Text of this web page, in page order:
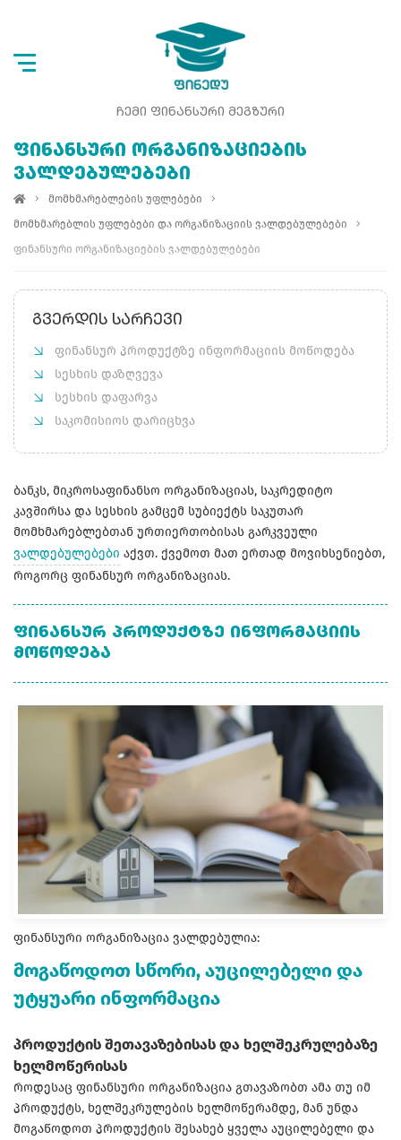
ᲩᲔᲛᲘ ᲤᲘᲜᲐᲜᲡᲣᲠᲘ ᲛᲔᲒᲖᲣᲠᲘ
ᲤᲘᲜᲐᲜᲡᲣᲠᲘ ᲝᲠᲒᲐᲜᲘᲖᲐᲪᲘᲔᲑᲘᲡ
ᲕᲐᲚᲓᲔᲑᲣᲚᲔᲑᲔᲑᲘ
მომხმარებლების უფლებები
მომხმარებლის უფლებები და ორგანიზაციის ვალდებულებები
ფინანსური ორგანიზაციების ვალდებულებები
ᲒᲕᲔᲠᲓᲘᲡ ᲡᲐᲠᲩᲔᲕᲘ
ფინანსურ პროდუქტზე ინფორმაციის მოწოდება
სესხის დაზღვევა
სესხის დაფარვა
საკომისიოს დარიცხვა
ბანკს, მიკროსაფინანსო ორგანიზაციას, საკრედიტო
კავშირსა და სესხის გამცემ სუბიექტს საკუთარ
მომხმარებლებთან ურთიერთობისას გარკვეული
ვალდებულებები აქვთ. ქვემოთ მათ ერთად მოვიხსენიებთ,
როგორც ფინანსურ ორგანიზაციას.
ᲤᲘᲜᲐᲜᲡᲣᲠ ᲞᲠᲝᲓᲣᲥᲢᲖᲔ ᲘᲜᲤᲝᲠᲛᲐᲪᲘᲘᲡ
ᲛᲝᲬᲝᲓᲔᲑᲐ
ფინანსური ორგანიზაცია ვალდებულია:
მოგაწოდოთ სწორი, აუცილებელი და
უტყუარი ინფორმაცია
პროდუქტის შეთავაზებისას და ხელშეკრულებაზე
ხელმოწერისას
როდესაც ფინანსური ორგანიზაცია გთავაზობთ ამა თუ იმ
პროდუქტს, ხელშეკრულების ხელმოწერამდე, მან უნდა
მოგაწოდოთ პროდუქტის შესახებ ყველა აუცილებელი და